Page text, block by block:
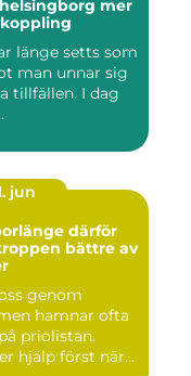
mer
länge setts som
man unnar sig
tillfällen. I dag
jun
därför
bättre av
genom
hamnar ofta
priolistan.
hjälp först när...